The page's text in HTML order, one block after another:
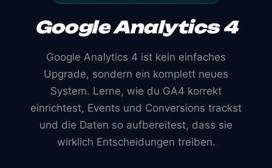
Google Analytics 4
Google Analytics 4 ist kein einfaches
Upgrade, sondern ein komplett neues
System. Lerne, wie du GA4 korrekt
einrichtest, Events und Conversions trackst
und die Daten so aufbereitest, dass sie
wirklich Entscheidungen treiben.